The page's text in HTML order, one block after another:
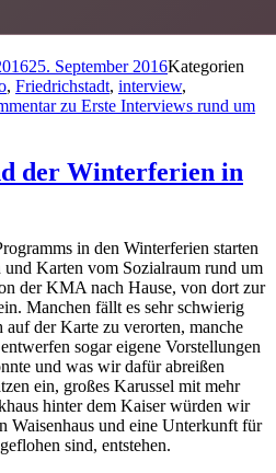
25. September 2016Kategorien
, Friedrichstadt, interview,
zu Erste Interviews rund um
der Winterferien in
in den Winterferien starten
Karten vom Sozialraum rund um
der KMA nach Hause, von dort zur
Manchen fällt es sehr schwierig
der Karte zu verorten, manche
sogar eigene Vorstellungen
und was wir dafür abreißen
ein, großes Karussel mit mehr
hinter dem Kaiser würden wir
Waisenhaus und eine Unterkunft für
sind, entstehen.